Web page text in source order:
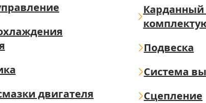
двигателя
Карданный
Подвеска
Система
Сцепление